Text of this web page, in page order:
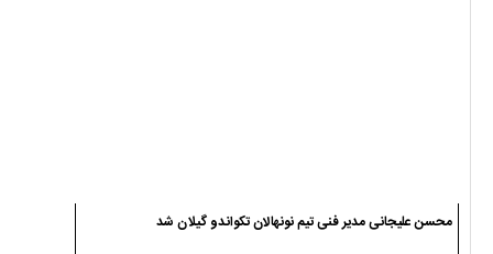
محسن علیجانی مدیر فنی تیم نونهالان تکواندو گیلان شد